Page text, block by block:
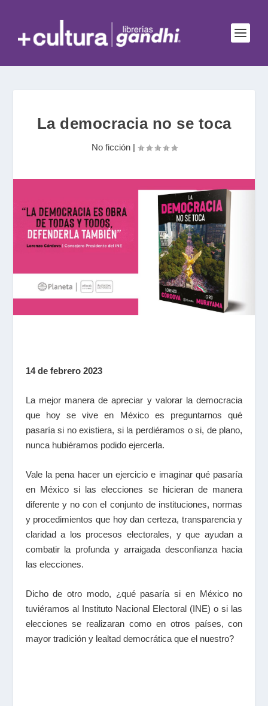
La democracia no se toca
No ficción|
14 de febrero 2023
La mejor manera de apreciar y valorar la democracia
que hoy se vive en México es preguntarnos qué
pasaría si no existiera, si la perdiéramos o si, de plano,
nunca hubiéramos podido ejercerla.
Vale la pena hacer un ejercicio e imaginar qué pasaría
en México si las elecciones se hicieran de manera
diferente y no con el conjunto de instituciones, normas
y procedimientos que hoy dan certeza, transparencia y
claridad a los procesos electorales, y que ayudan a
combatir la profunda y arraigada desconfianza hacia
las elecciones.
Dicho de otro modo, ¿qué pasaría si en México no
tuviéramos al Instituto Nacional Electoral (INE) o si las
elecciones se realizaran como en otros países, con
mayor tradición y lealtad democrática que el nuestro?